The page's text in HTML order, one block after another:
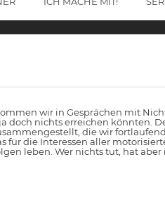
wir in Gesprächen mit
doch nichts erreichen könnten.
die wir
für die Interessen aller
leben. Wer nichts tut, hat aber